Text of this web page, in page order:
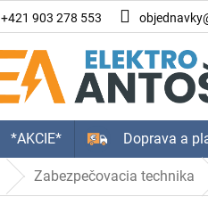
+421 903 278 553
*AKCIE* Doprava a
DomovZabezpečovacia technika